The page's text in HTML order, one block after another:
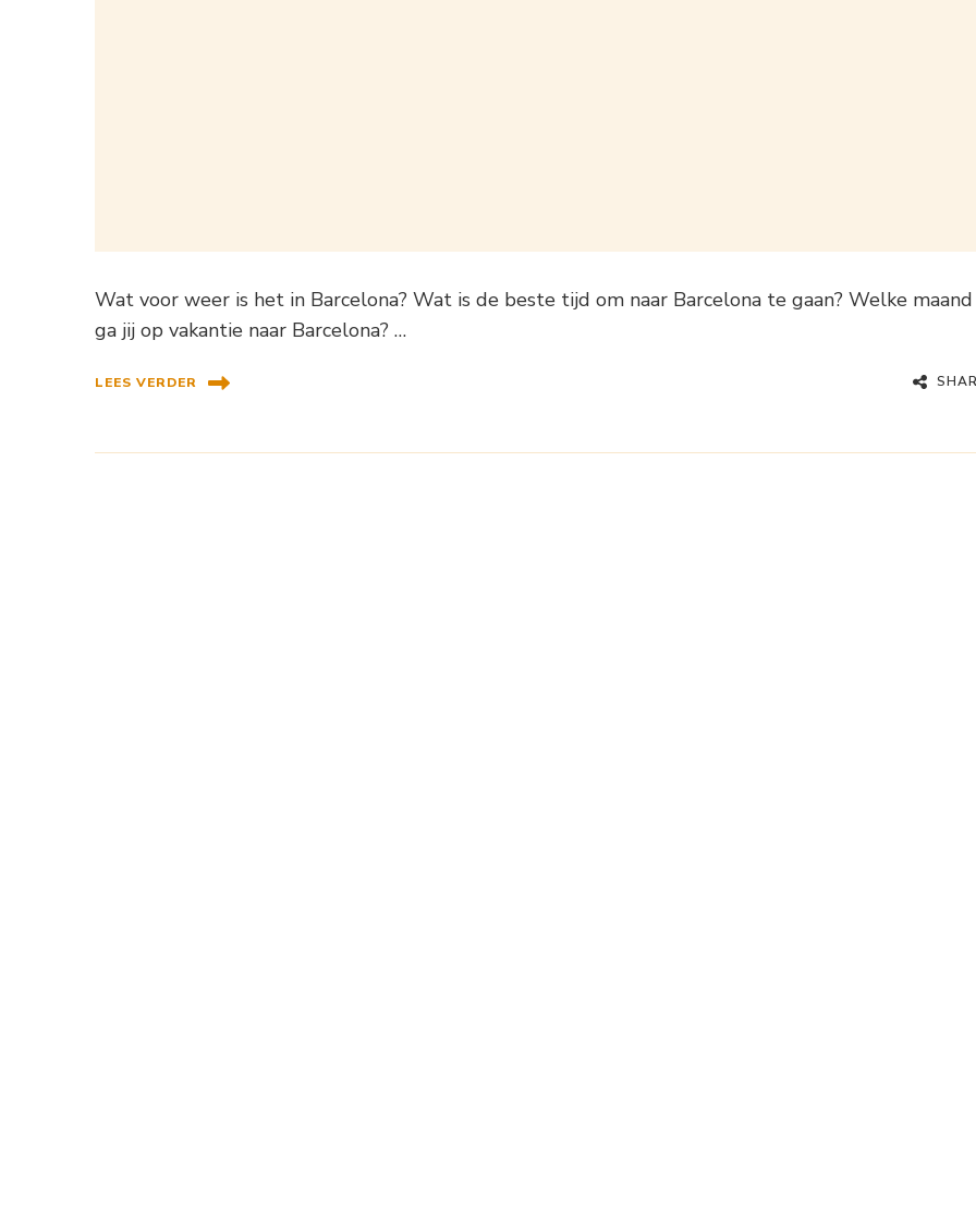
Wat voor weer is het in Barcelona? Wat is de beste tijd om naar Barcelona te gaan? Welke maand
ga jij op vakantie naar Barcelona? …
LEES VERDER